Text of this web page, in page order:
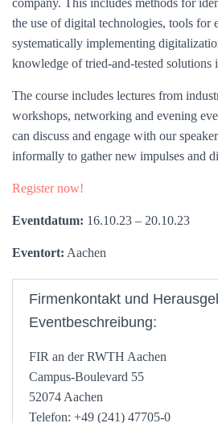
company. This includes methods for
the use of digital technologies, tools for
systematically implementing
knowledge of tried-and-tested solutions
The course includes lectures from
workshops, networking and evening
can discuss and engage with our
informally to gather new impulses and
Register now!
Eventdatum: 16.10.23 – 20.10.23
Eventort: Aachen
Firmenkontakt und
Eventbeschreibung:
FIR an der RWTH Aachen
Campus-Boulevard 55
52074 Aachen
Telefon: +49 (241) 47705-0